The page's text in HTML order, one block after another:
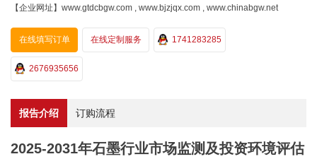
【企业网址】www.gtdcbgw.com , www.bjzjqx.com , www.chinabgw.net
在线填写订单 在线定制服务 1741283285
2676935656
报告介绍 订购流程
2025-2031年石墨行业市场监测及投资环境评估